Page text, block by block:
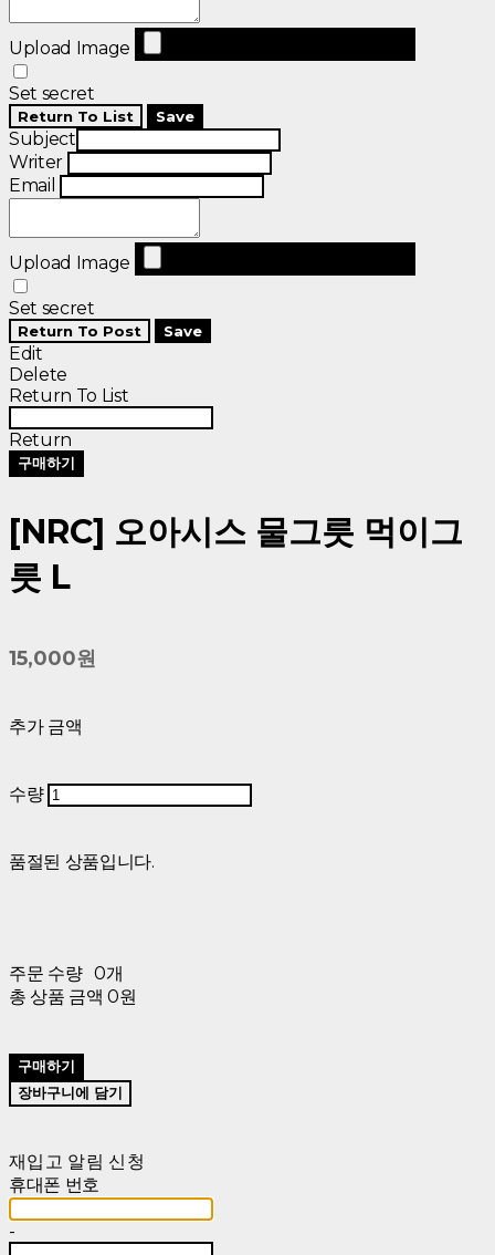
Upload Image
Set secret
Return To List Save
Subject
Writer
Email
Upload Image
Set secret
Return To Post Save
Edit
Delete
Return To List
Return
구매하기
[NRC] 오아시스 물그릇 먹이그
릇 L
15,000원
추가 금액
수량
품절된 상품입니다.
주문 수량 0개
총 상품 금액 0원
구매하기
장바구니에 담기
재입고 알림 신청
휴대폰 번호
-